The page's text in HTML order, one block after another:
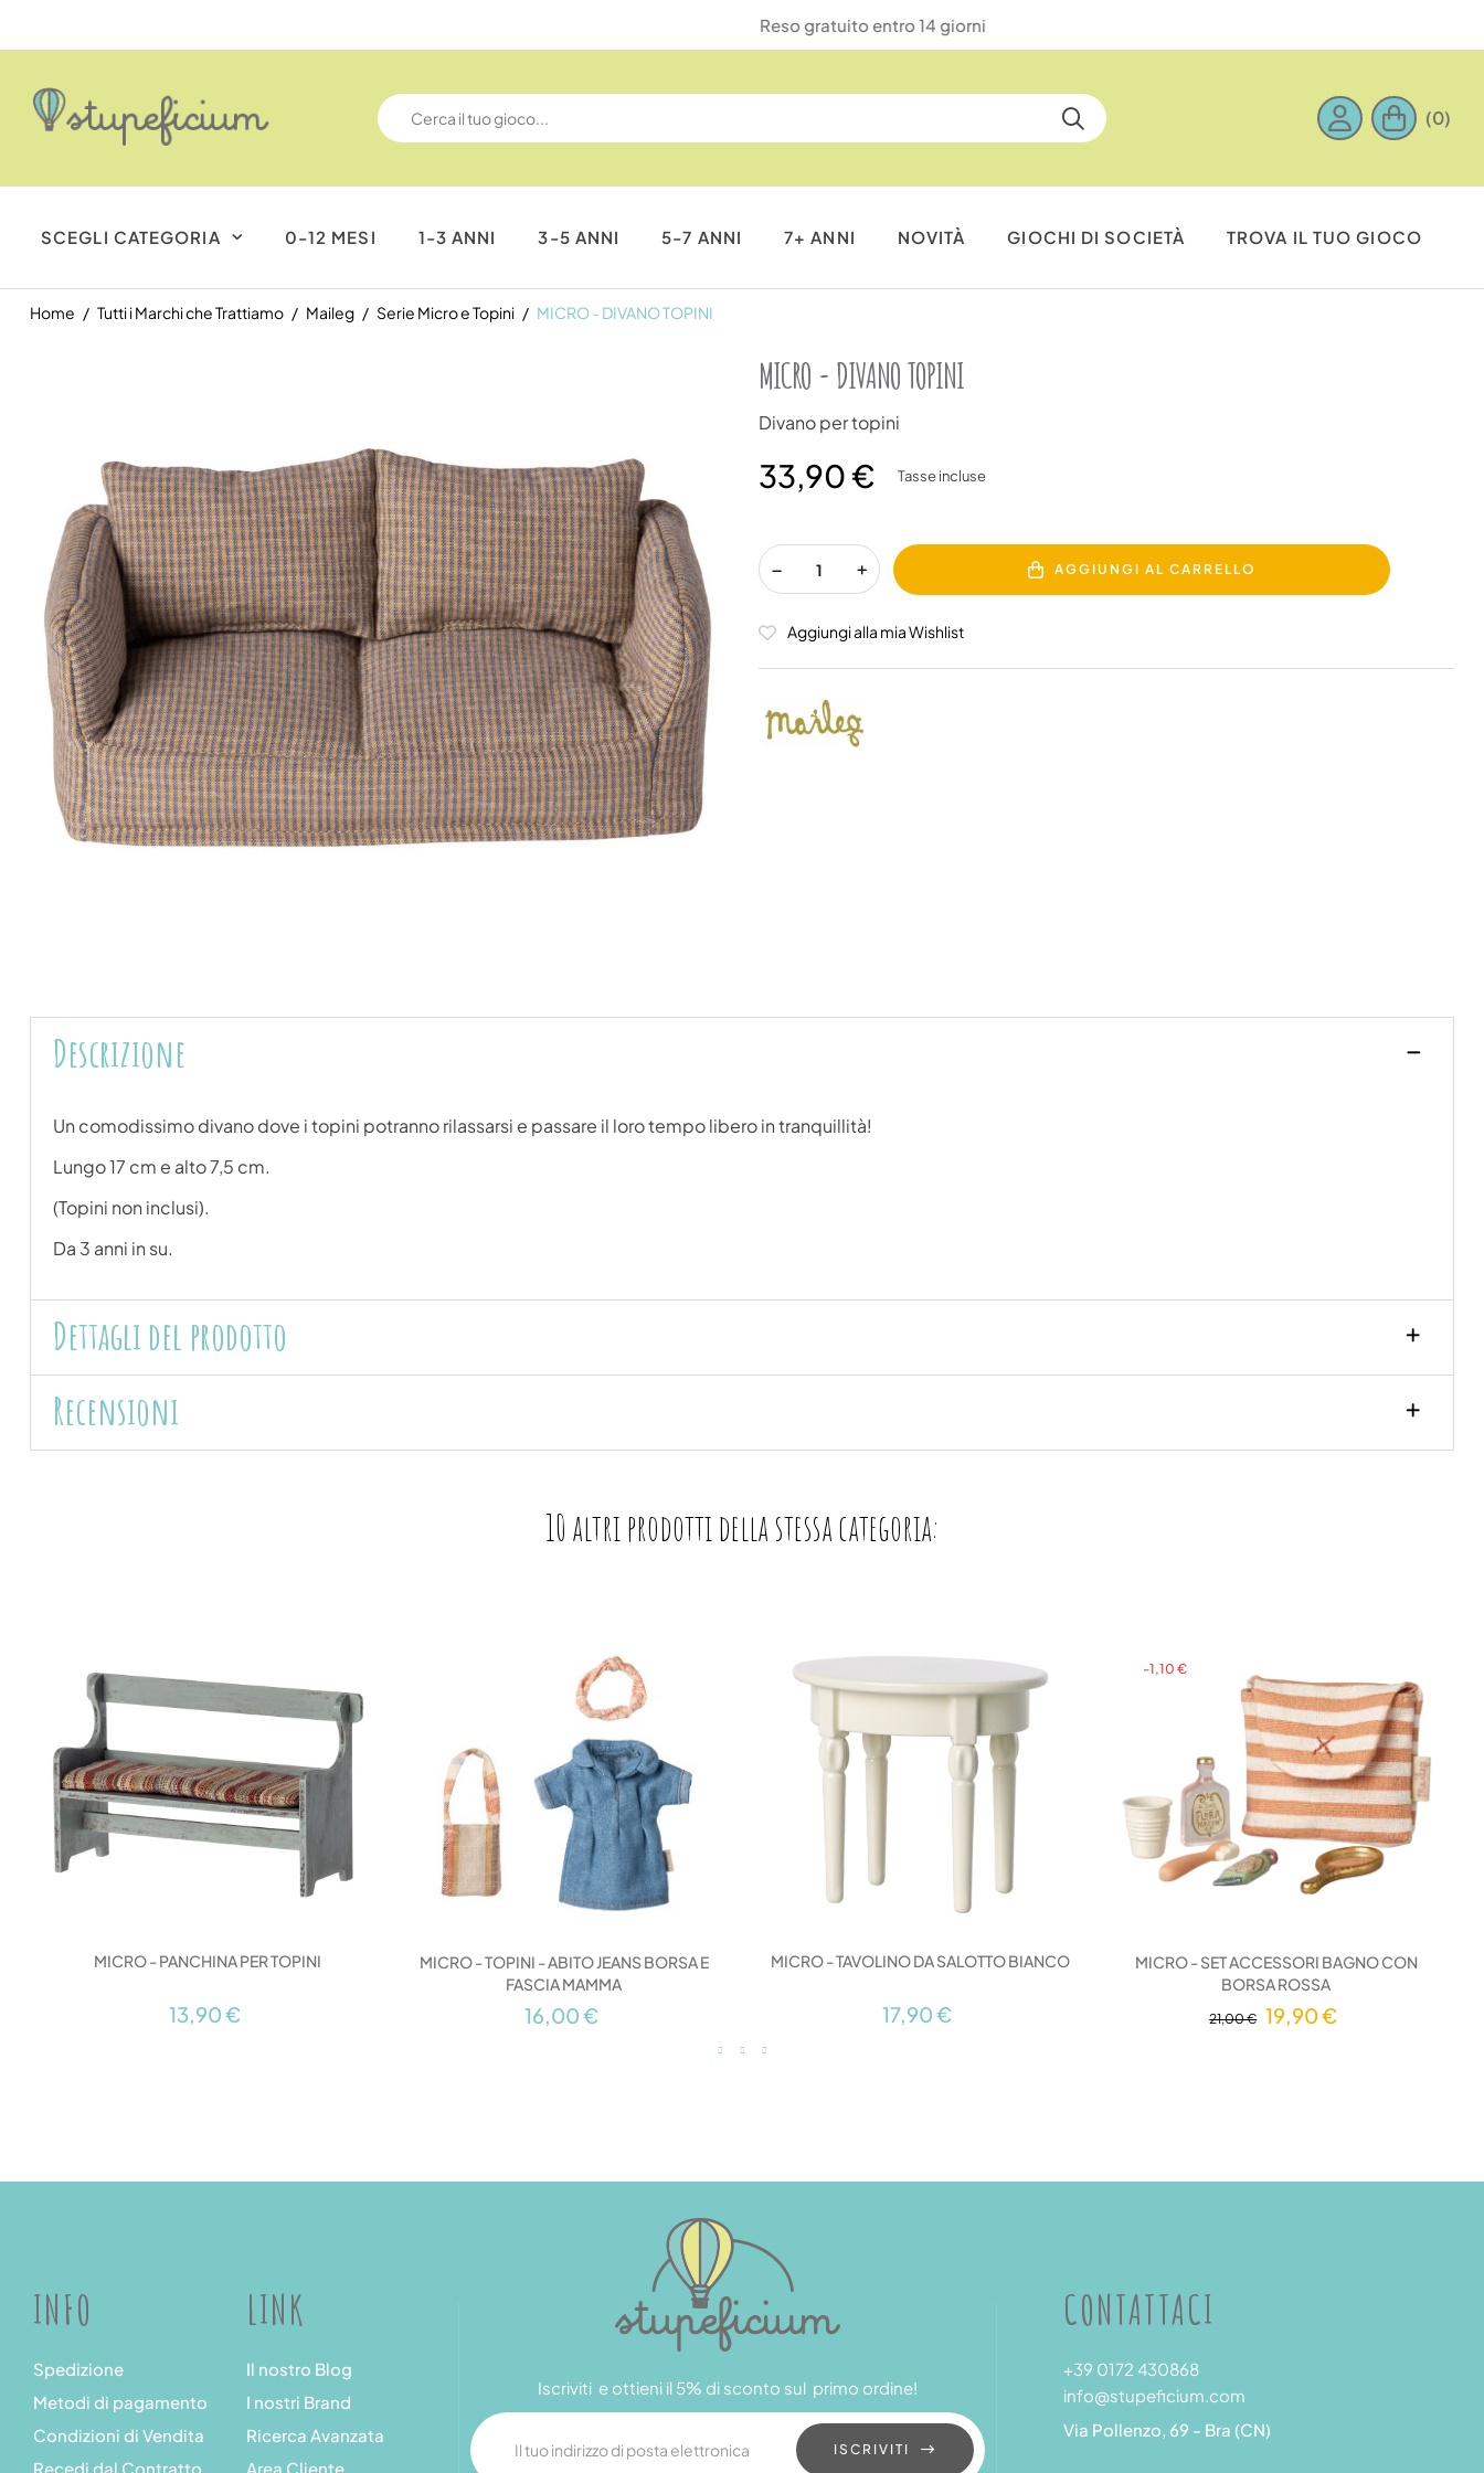
Reso gratuito entro 14 giorni
(0)
SCEGLI CATEGORIA 0-12 MESI 1-3 ANNI 3-5 ANNI 5-7 ANNI 7+ ANNI NOVITÀ GIOCHI DI SOCIETÀ TROVA IL TUO GIOCO
Home Tutti i Marchi che Trattiamo Maileg Serie Micro e Topini MICRO - DIVANO TOPINI
MICRO - DIVANO TOPINI
Divano per topini
33,90 € Tasse incluse
AGGIUNGI AL CARRELLO
Aggiungi alla mia Wishlist
Descrizione
Un comodissimo divano dove i topini potranno rilassarsi e passare il loro tempo libero in tranquillità!
Lungo 17 cm e alto 7,5 cm.
(Topini non inclusi).
Da 3 anni in su.
Dettagli del prodotto
Recensioni
10 altri prodotti della stessa categoria:
MICRO - PANCHINA PER TOPINI
13,90 €
MICRO - TOPINI - ABITO JEANS BORSA E
FASCIA MAMMA
16,00 €
MICRO - TAVOLINO DA SALOTTO BIANCO
17,90 €
-1,10 €
MICRO - SET ACCESSORI BAGNO CON
BORSA ROSSA
21,00 € 19,90 €
INFO
Spedizione
Metodi di pagamento
Condizioni di Vendita
Recedi dal Contratto
LINK
Il nostro Blog
I nostri Brand
Ricerca Avanzata
Area Cliente
Iscriviti e ottieni il 5% di sconto sul primo ordine!
ISCRIVITI
CONTATTACI
+39 0172 430868
info@stupeficium.com
Via Pollenzo, 69 - Bra (CN)